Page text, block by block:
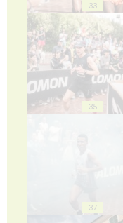
33
35
37